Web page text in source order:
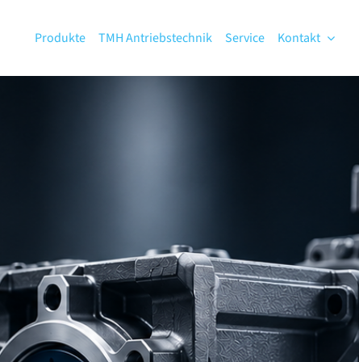
Produkte TMH Antriebstechnik Service Kontakt